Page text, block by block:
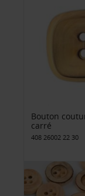
Bouton
carré
408 26002 22 30